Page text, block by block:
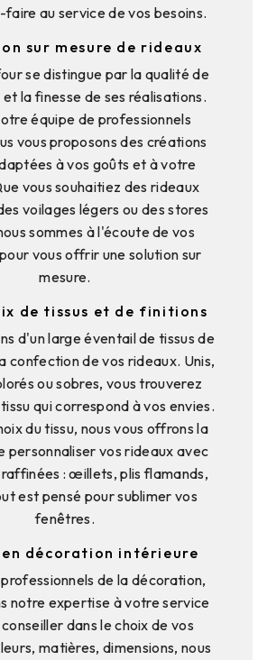
au service de vos besoins.
sur mesure de rideaux
se distingue par la qualité de
la finesse de ses réalisations.
équipe de professionnels
vous proposons des créations
à vos goûts et à votre
vous souhaitiez des rideaux
voilages légers ou des stores
sommes à l'écoute de vos
vous offrir une solution sur
mesure.
de tissus et de finitions
d'un large éventail de tissus de
confection de vos rideaux. Unis,
ou sobres, vous trouverez
qui correspond à vos envies.
du tissu, nous vous offrons la
personnaliser vos rideaux avec
: œillets, plis flamands,
est pensé pour sublimer vos
fenêtres.
en décoration intérieure
de la décoration,
notre expertise à votre service
dans le choix de vos
matières, dimensions, nous